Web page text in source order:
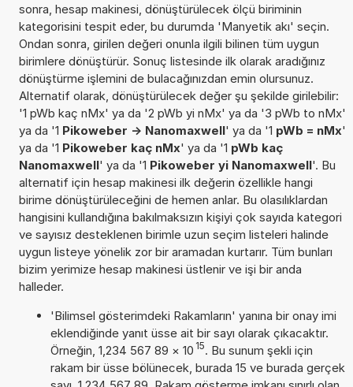
sonra, hesap makinesi, dönüştürülecek ölçü biriminin
kategorisini tespit eder, bu durumda 'Manyetik akı' seçin.
Ondan sonra, girilen değeri onunla ilgili bilinen tüm uygun
birimlere dönüştürür. Sonuç listesinde ilk olarak aradığınız
dönüştürme işlemini de bulacağınızdan emin olursunuz.
Alternatif olarak, dönüştürülecek değer şu şekilde girilebilir:
'1 pWb kaç nMx' ya da '2 pWb yi nMx' ya da '3 pWb to nMx'
ya da '1 Pikoweber -> Nanomaxwell' ya da '1 pWb = nMx'
ya da '1 Pikoweber kaç nMx' ya da '1 pWb kaç
Nanomaxwell' ya da '1 Pikoweber yi Nanomaxwell'. Bu
alternatif için hesap makinesi ilk değerin özellikle hangi
birime dönüştürüleceğini de hemen anlar. Bu olasılıklardan
hangisini kullandığına bakılmaksızın kişiyi çok sayıda kategori
ve sayısız desteklenen birimle uzun seçim listeleri halinde
uygun listeye yönelik zor bir aramadan kurtarır. Tüm bunları
bizim yerimize hesap makinesi üstlenir ve işi bir anda
halleder.
'Bilimsel gösterimdeki Rakamların' yanına bir onay imi
eklendiğinde yanıt üsse ait bir sayı olarak çıkacaktır.
Örneğin, 1,234 567 89 × 10 15. Bu sunum şekli için
rakam bir üsse bölünecek, burada 15 ve burada gerçek